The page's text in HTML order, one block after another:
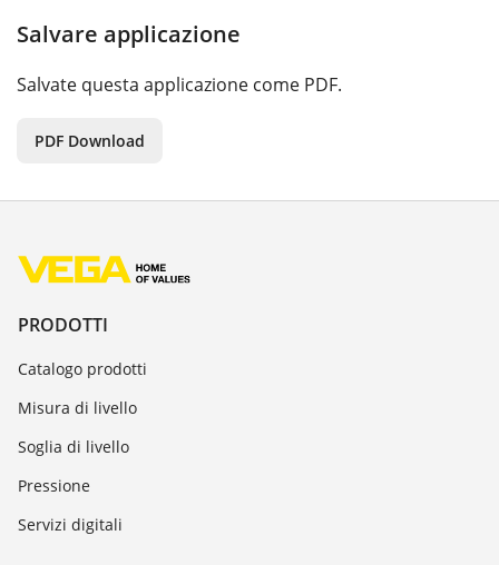
Salvare applicazione
Salvate questa applicazione come PDF.
PDF Download
PRODOTTI
Catalogo prodotti
Misura di livello
Soglia di livello
Pressione
Servizi digitali